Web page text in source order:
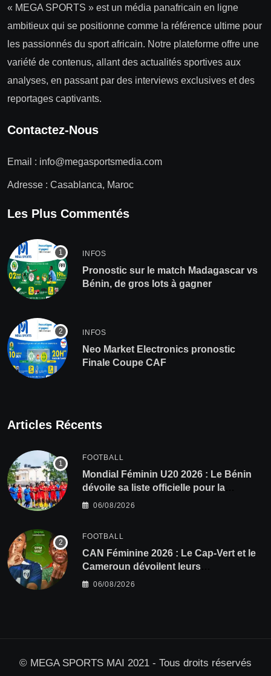
« MEGA SPORTS » est un média panafricain en ligne
ambitieux qui se positionne comme la référence ultime pour
les passionnés du sport africain. Notre plateforme offre une
variété de contenus, allant des actualités sportives aux
analyses, en passant par des interviews exclusives et des
reportages captivants.
Contactez-Nous
Email : info@megasportsmedia.com
Adresse : Casablanca, Maroc
Les Plus Commentés
INFOS
Pronostic sur le match Madagascar vs
Bénin, de gros lots à gagner
INFOS
Neo Market Electronics pronostic
Finale Coupe CAF
Articles Récents
FOOTBALL
Mondial Féminin U20 2026 : Le Bénin
dévoile sa liste officielle pour la
Pologne
06/08/2026
FOOTBALL
CAN Féminine 2026 : Le Cap-Vert et le
Cameroun dévoilent leurs
compositions
06/08/2026
© MEGA SPORTS MAI 2021 - Tous droits réservés